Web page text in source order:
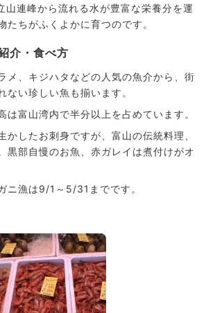
連峰から流れる水が豊富な栄養分を運
たちがふくよかに育つのです。
介・食べ方
メ、キジハタなどの人気の魚介から、街
ない珍しい魚も揃います。
は富山湾内で半分以上を占めています。
かしたお刺身ですが、富山の伝統料理、
黒部自慢のお魚、赤ガレイは煮付けがオ
ニ漁は9/1～5/31までです。